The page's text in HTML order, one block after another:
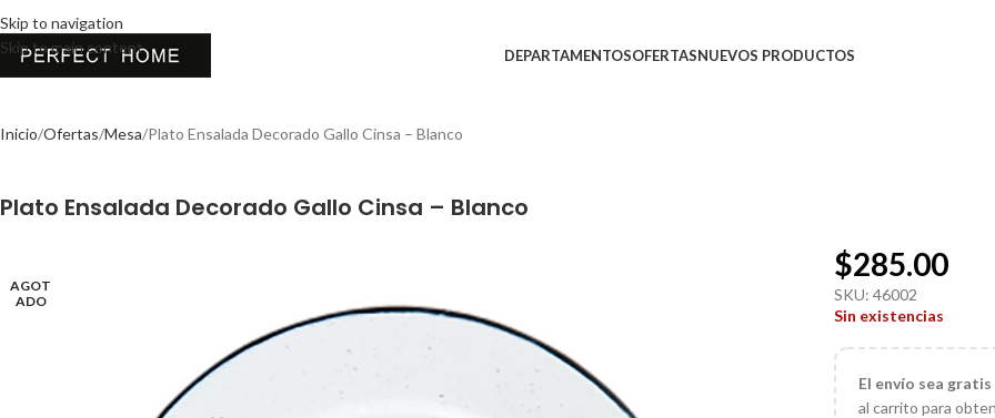
Skip to navigation
Skip to main content
DEPARTAMENTOSOFERTASNUEVOS PRODUCTOS
Inicio Ofertas Mesa Plato Ensalada Decorado Gallo Cinsa – Blanco
Plato Ensalada Decorado Gallo Cinsa – Blanco
AGOT
ADO
$285.00
SKU:46002
Sin existencias
El envío sea
al carrito para